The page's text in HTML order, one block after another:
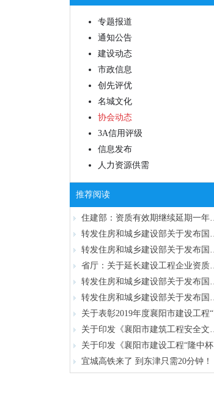
专题报道
通知公告
建设动态
市政信息
创先评优
名城文化
协会动态
3A信用评级
信息发布
人力资源供需
推荐阅读
住建部：资质有效期继续延期一年，新资质标准将延迟明年出台
转发住房和城乡建设部关于发布国家标准 《工程勘察通用规范》的公告
转发住房和城乡建设部关于发布国家标准 《工程测量通用规范》的公告
省厅：关于延长建设工程企业资质有效期的通知
转发住房和城乡建设部关于发布国家标准 《既有建筑维护与改造通用规范》的公告
转发住房和城乡建设部关于发布国家标准 《建筑给水排水与节水通用规范》的公告
关于表彰2019年度襄阳市建设工程“隆中杯”奖（市结构优质工程）的通报
关于印发《襄阳市建筑工程安全文明施工现场（隆中杯）评审办法》的通知
关于印发《襄阳市建设工程“隆中杯”奖（市优质工程）评审办法》的通知
宜城高铁来了 到东津只需20分钟！